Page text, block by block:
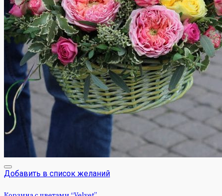
Добавить в список желаний